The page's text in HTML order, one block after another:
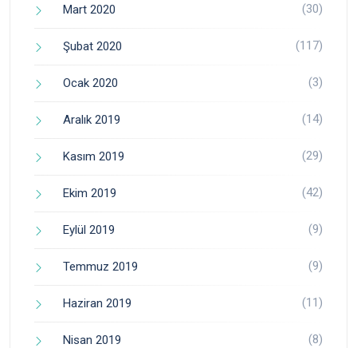
Mart 2020 (30)
Şubat 2020 (117)
Ocak 2020 (3)
Aralık 2019 (14)
Kasım 2019 (29)
Ekim 2019 (42)
Eylül 2019 (9)
Temmuz 2019 (9)
Haziran 2019 (11)
Nisan 2019 (8)